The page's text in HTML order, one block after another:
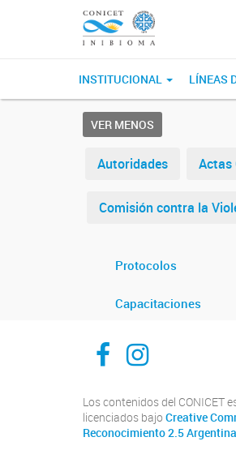
INSTITUCIONAL LÍNEAS
VER MENOS
Autoridades Actas
Comisión contra la
Protocolos
Capacitaciones
Inibioma-Conicet/Unco
Los contenidos del CONICET
licenciados bajo Creative
Reconocimiento 2.5